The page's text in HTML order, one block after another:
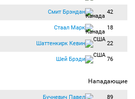
Смит Брэндан 42
Стаал Марк 18
Шаттенкирк Кевин 22
Шей Брэди 76
Нападающие
Бучневич Павел 89